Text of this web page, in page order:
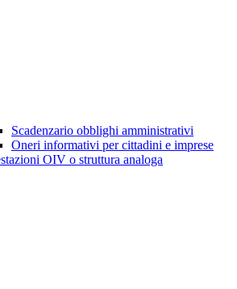
Scadenzario obblighi amministrativi
Oneri informativi per cittadini e imprese
OIV o struttura analoga